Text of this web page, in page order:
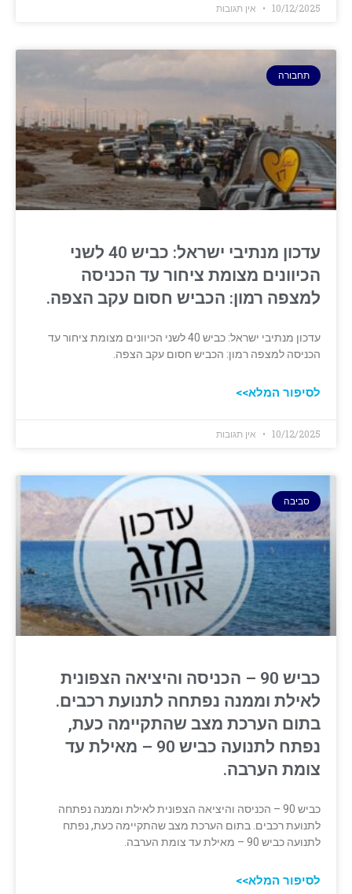
10/12/2025 אין תגובות
תחבורה
עדכון מנתיבי ישראל: כביש 40 לשני
הכיוונים מצומת ציחור עד הכניסה
למצפה רמון: הכביש חסום עקב הצפה.
עדכון מנתיבי ישראל: כביש 40 לשני הכיוונים מצומת ציחור עד
הכניסה למצפה רמון: הכביש חסום עקב הצפה.
לסיפור המלא>>
10/12/2025 אין תגובות
סביבה
כביש 90 – הכניסה והיציאה הצפונית
לאילת וממנה נפתחה לתנועת רכבים.
בתום הערכת מצב שהתקיימה כעת,
נפתח לתנועה כביש 90 – מאילת עד
צומת הערבה.
כביש 90 – הכניסה והיציאה הצפונית לאילת וממנה נפתחה
לתנועת רכבים. בתום הערכת מצב שהתקיימה כעת, נפתח
לתנועה כביש 90 – מאילת עד צומת הערבה.
לסיפור המלא>>